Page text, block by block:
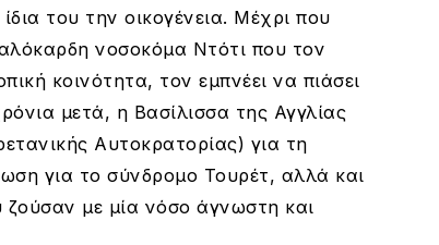
του την οικογένεια. Μέχρι που
νοσοκόμα Ντότι που τον
κοινότητα, τον εμπνέει να πιάσει
μετά, η Βασίλισσα της Αγγλίας
Αυτοκρατορίας) για τη
για το σύνδρομο Τουρέτ, αλλά και
ζούσαν με μία νόσο άγνωστη και